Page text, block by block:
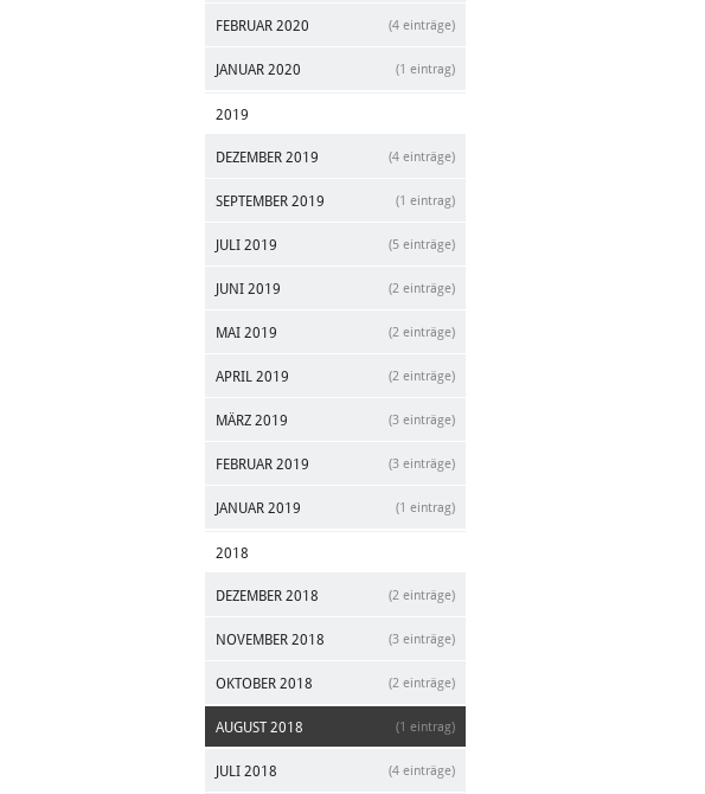
FEBRUAR 2020 (4 einträge)
JANUAR 2020 (1 eintrag)
2019
DEZEMBER 2019 (4 einträge)
SEPTEMBER 2019 (1 eintrag)
JULI 2019 (5 einträge)
JUNI 2019 (2 einträge)
MAI 2019 (2 einträge)
APRIL 2019 (2 einträge)
MÄRZ 2019 (3 einträge)
FEBRUAR 2019 (3 einträge)
JANUAR 2019 (1 eintrag)
2018
DEZEMBER 2018 (2 einträge)
NOVEMBER 2018 (3 einträge)
OKTOBER 2018 (2 einträge)
AUGUST 2018 (1 eintrag)
JULI 2018 (4 einträge)